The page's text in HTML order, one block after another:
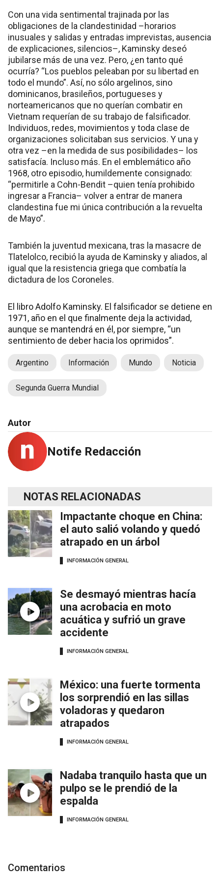
Con una vida sentimental trajinada por las
obligaciones de la clandestinidad –horarios
inusuales y salidas y entradas imprevistas, ausencia
de explicaciones, silencios–, Kaminsky deseó
jubilarse más de una vez. Pero, ¿en tanto qué
ocurría? “Los pueblos peleaban por su libertad en
todo el mundo”. Así, no sólo argelinos, sino
dominicanos, brasileños, portugueses y
norteamericanos que no querían combatir en
Vietnam requerían de su trabajo de falsificador.
Individuos, redes, movimientos y toda clase de
organizaciones solicitaban sus servicios. Y una y
otra vez –en la medida de sus posibilidades– los
satisfacía. Incluso más. En el emblemático año
1968, otro episodio, humildemente consignado:
“permitirle a Cohn-Bendit –quien tenía prohibido
ingresar a Francia– volver a entrar de manera
clandestina fue mi única contribución a la revuelta
de Mayo”.
También la juventud mexicana, tras la masacre de
Tlatelolco, recibió la ayuda de Kaminsky y aliados, al
igual que la resistencia griega que combatía la
dictadura de los Coroneles.
El libro Adolfo Kaminsky. El falsificador se detiene en
1971, año en el que finalmente deja la actividad,
aunque se mantendrá en él, por siempre, “un
sentimiento de deber hacia los oprimidos”.
Argentino Información Mundo Noticia
Segunda Guerra Mundial
Autor
Notife Redacción
NOTAS RELACIONADAS
Impactante choque en China:
el auto salió volando y quedó
atrapado en un árbol
INFORMACIÓN GENERAL
Se desmayó mientras hacía
una acrobacia en moto
acuática y sufrió un grave
accidente
INFORMACIÓN GENERAL
México: una fuerte tormenta
los sorprendió en las sillas
voladoras y quedaron
atrapados
INFORMACIÓN GENERAL
Nadaba tranquilo hasta que un
pulpo se le prendió de la
espalda
INFORMACIÓN GENERAL
Comentarios